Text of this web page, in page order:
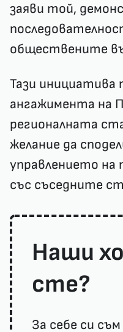
заяви той,
обществените
Тази инициатива
ангажимента на
регионалната
желание да
управлението
със съседните
Наши
сте?
За себе си